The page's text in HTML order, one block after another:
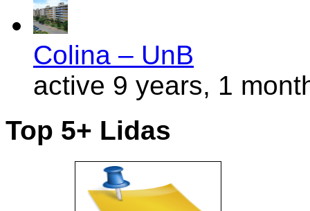
Colina – UnB
active 9 years, 1
Top 5+ Lidas